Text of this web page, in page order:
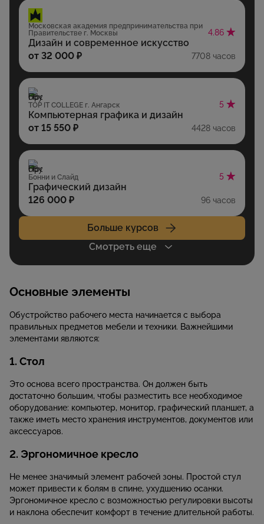
Московская академия предпринимательства при
Правительстве г. Москвы
4.86
Дизайн и современное искусство
от 32 000 ₽
7708 часов
TOP IT COLLEGE г. Ангарск 5
Компьютерная графика и дизайн
от 15 550 ₽
4428 часов
Бонни и Слайд 5
Графический дизайн
126 000 ₽
96 часов
Больше курсов
Смотреть еще
Основные элементы
Обустройство рабочего места начинается с выбора
правильных предметов мебели и техники. Важнейшими
элементами являются:
1. Стол
Это основа всего пространства. Он должен быть
достаточно большим, чтобы разместить все необходимое
оборудование: компьютер, монитор, графический планшет, а
также иметь место хранения инструментов, документов или
аксессуаров.
2. Эргономичное кресло
Не менее значимый элемент рабочей зоны. Простой стул
может привести к болям в спине, ухудшению осанки.
Эргономичное кресло с возможностью регулировки высоты
и наклона обеспечит комфорт в течение длительной работы.